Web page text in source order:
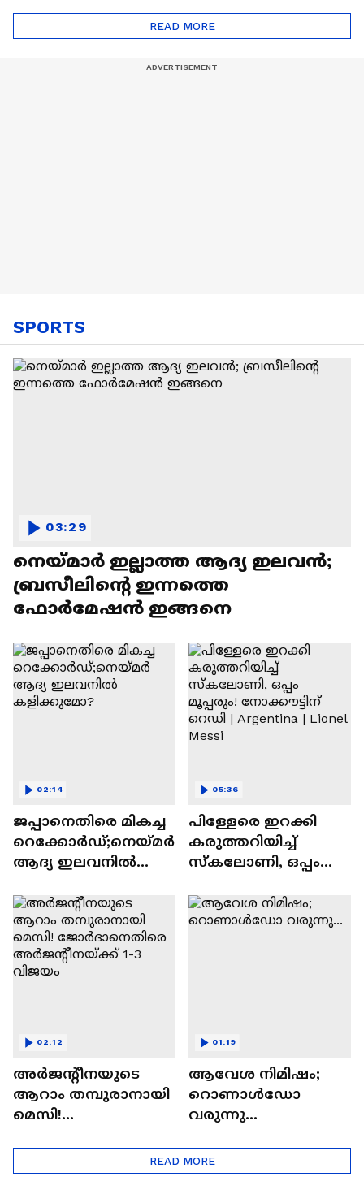
ചര്‍ച്ചയാക്കുന്നതിന്
പിന്നിലെ രാഷ്ട്രീയം ?
അപമാനിക്കുന്നു:വി
എൻ വാസവൻ | VN
READ MORE
SPORTS
നെയ്മാർ ഇല്ലാത്ത ആദ്യ ഇലവൻ;
ബ്രസീലിന്റെ ഇന്നത്തെ
ഫോർമേഷൻ ഇങ്ങനെ
03:29
ജപ്പാനെതിരെ മികച്ച
റെക്കോര്‍ഡ്;നെയ്‌മര്‍
ആദ്യ ഇലവനില്‍
02:14
പിള്ളേരെ ഇറക്കി
കരുത്തറിയിച്ച്
സ്കലോണി, ഒപ്പം
റെഡി | Argentina |
Lionel Messi
05:36
അര്‍ജന്‍റീനയുടെ
ആറാം തമ്പുരാനായി
മെസി!
അര്‍ജന്‍റീനയ്ക്ക് 1-3
വിജയം
02:12
ആവേശ നിമിഷം;
റൊണാൾഡോ
വരുന്നു...
01:19
READ MORE